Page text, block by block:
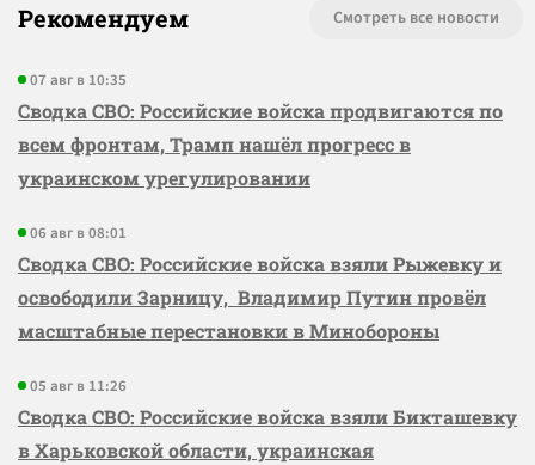
Рекомендуем Смотреть все новости
07 авг в 10:35
Сводка СВО: Российские войска продвигаются по
всем фронтам, Трамп нашёл прогресс в
украинском урегулировании
06 авг в 08:01
Сводка СВО: Российские войска взяли Рыжевку и
освободили Зарницу, Владимир Путин провёл
масштабные перестановки в Минобороны
05 авг в 11:26
Сводка СВО: Российские войска взяли Бикташевку
в Харьковской области, украинская